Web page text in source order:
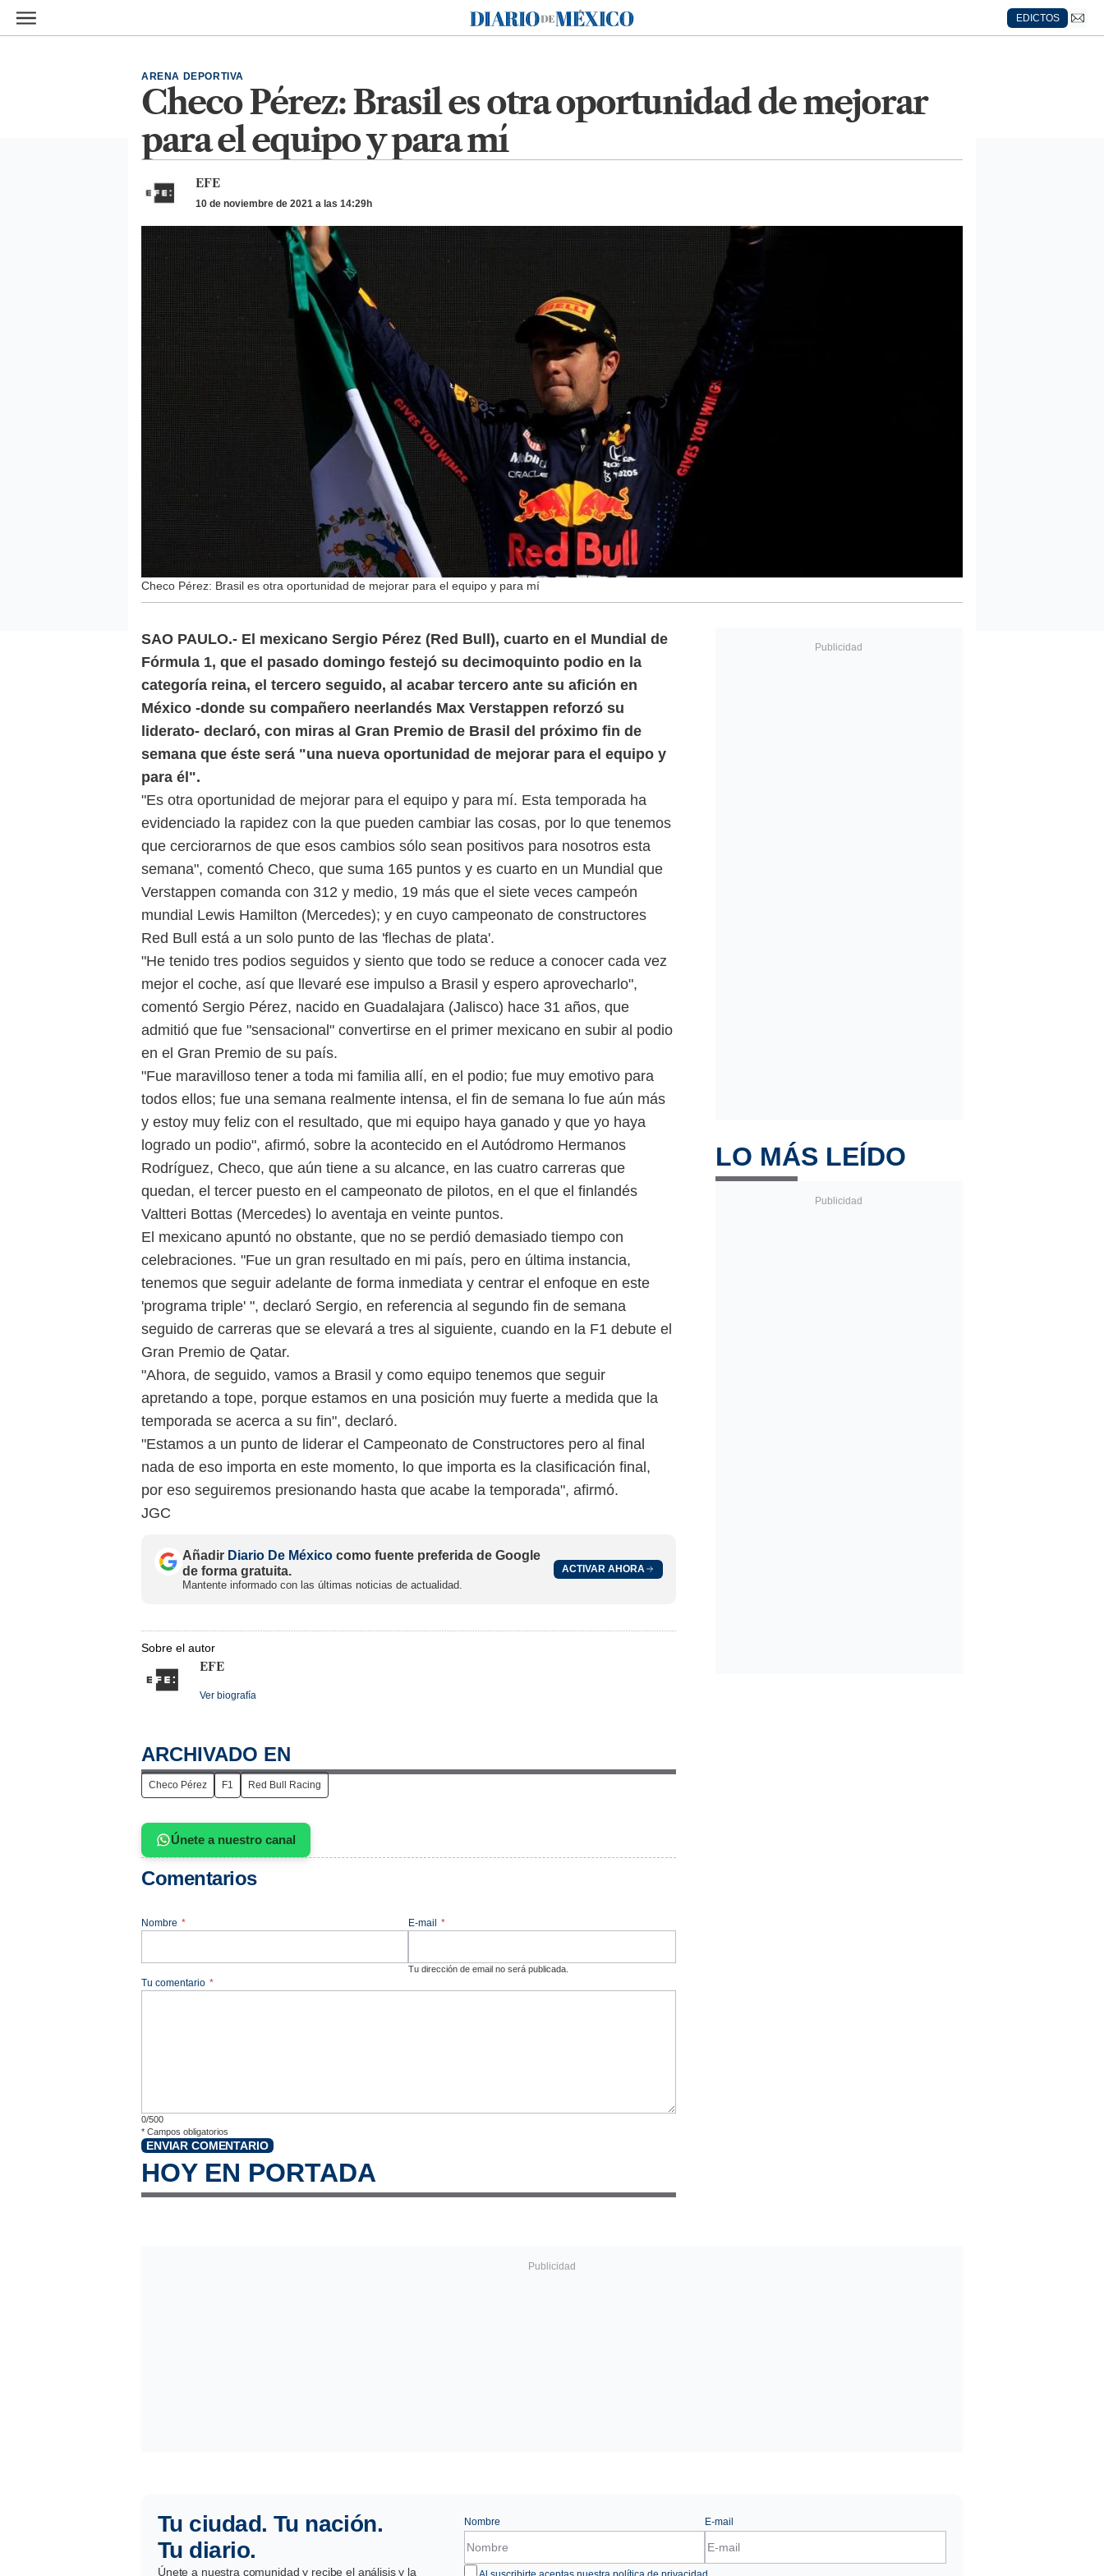
Ir al contenido principal
Diario de México
EDICTOS
Checo Pérez: Brasil es otra oportunidad de mejorar
para el equipo y para mí
ARENA DEPORTIVA
EFE
10 de noviembre de 2021 a las 14:29h
Checo Pérez: Brasil es otra oportunidad de mejorar para el equipo y para mí
SAO PAULO.- El mexicano Sergio Pérez (Red Bull), cuarto en el Mundial de
Fórmula 1, que el pasado domingo festejó su decimoquinto podio en la
categoría reina, el tercero seguido, al acabar tercero ante su afición en
México -donde su compañero neerlandés Max Verstappen reforzó su
liderato- declaró, con miras al Gran Premio de Brasil del próximo fin de
semana que éste será "una nueva oportunidad de mejorar para el equipo y
para él".
"Es otra oportunidad de mejorar para el equipo y para mí. Esta temporada ha
evidenciado la rapidez con la que pueden cambiar las cosas, por lo que tenemos
que cerciorarnos de que esos cambios sólo sean positivos para nosotros esta
semana", comentó Checo, que suma 165 puntos y es cuarto en un Mundial que
Verstappen comanda con 312 y medio, 19 más que el siete veces campeón
mundial Lewis Hamilton (Mercedes); y en cuyo campeonato de constructores
Red Bull está a un solo punto de las 'flechas de plata'.
"He tenido tres podios seguidos y siento que todo se reduce a conocer cada vez
mejor el coche, así que llevaré ese impulso a Brasil y espero aprovecharlo",
comentó Sergio Pérez, nacido en Guadalajara (Jalisco) hace 31 años, que
admitió que fue "sensacional" convertirse en el primer mexicano en subir al podio
en el Gran Premio de su país.
"Fue maravilloso tener a toda mi familia allí, en el podio; fue muy emotivo para
todos ellos; fue una semana realmente intensa, el fin de semana lo fue aún más
y estoy muy feliz con el resultado, que mi equipo haya ganado y que yo haya
logrado un podio", afirmó, sobre la acontecido en el Autódromo Hermanos
Rodríguez, Checo, que aún tiene a su alcance, en las cuatro carreras que
quedan, el tercer puesto en el campeonato de pilotos, en el que el finlandés
Valtteri Bottas (Mercedes) lo aventaja en veinte puntos.
El mexicano apuntó no obstante, que no se perdió demasiado tiempo con
celebraciones. "Fue un gran resultado en mi país, pero en última instancia,
tenemos que seguir adelante de forma inmediata y centrar el enfoque en este
'programa triple' ", declaró Sergio, en referencia al segundo fin de semana
seguido de carreras que se elevará a tres al siguiente, cuando en la F1 debute el
Gran Premio de Qatar.
"Ahora, de seguido, vamos a Brasil y como equipo tenemos que seguir
apretando a tope, porque estamos en una posición muy fuerte a medida que la
temporada se acerca a su fin", declaró.
"Estamos a un punto de liderar el Campeonato de Constructores pero al final
nada de eso importa en este momento, lo que importa es la clasificación final,
por eso seguiremos presionando hasta que acabe la temporada", afirmó.
JGC
Añadir Diario De México como fuente preferida de Google
de forma gratuita.
Mantente informado con las últimas noticias de actualidad.
ACTIVAR AHORA
Sobre el autor
EFE
Ver biografía
ARCHIVADO EN
Checo Pérez F1 Red Bull Racing
Únete a nuestro canal
Comentarios
Nombre * E-mail *
Tu dirección de email no será publicada.
Tu comentario *
0/500
* Campos obligatorios
ENVIAR COMENTARIO
HOY EN PORTADA
LO MÁS LEÍDO
Tu ciudad. Tu nación.
Tu diario.
Únete a nuestra comunidad y recibe el análisis y la
Nombre E-mail